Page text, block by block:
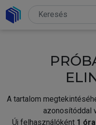
A tartalom
azonosítóddal
Új felhasználóként 1